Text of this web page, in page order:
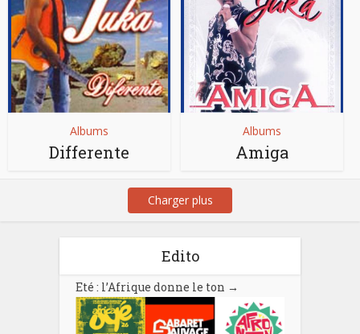
Albums
Differente
Albums
Amiga
Charger plus
Edito
Eté : l’Afrique donne le ton →